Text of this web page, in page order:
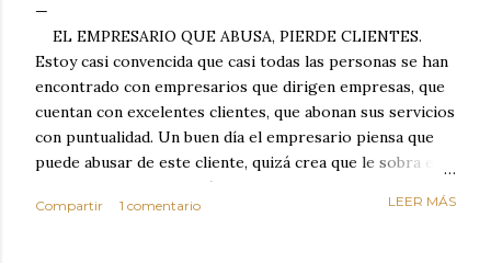
EL EMPRESARIO QUE ABUSA, PIERDE CLIENTES.
Estoy casi convencida que casi todas las personas se han
encontrado con empresarios que dirigen empresas, que
cuentan con excelentes clientes, que abonan sus servicios
con puntualidad. Un buen día el empresario piensa que
puede abusar de este cliente, quizá crea que le sobra el
dinero porque la mayoría de los otros pagan mal y
tarde y en ocasiones ni abonan los servicios. Cuando una
Compartir 1 comentario LEER MÁS